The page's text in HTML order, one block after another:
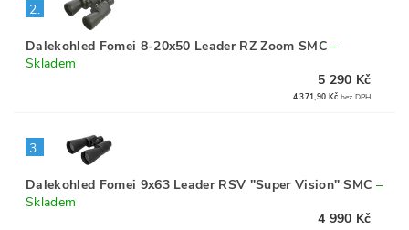
2.
Dalekohled Fomei 8-20x50 Leader RZ Zoom SMC–
Skladem
5 290 Kč
4 371,90 Kč bez DPH
3.
Dalekohled Fomei 9x63 Leader RSV "Super Vision" SMC –
Skladem
4 990 Kč